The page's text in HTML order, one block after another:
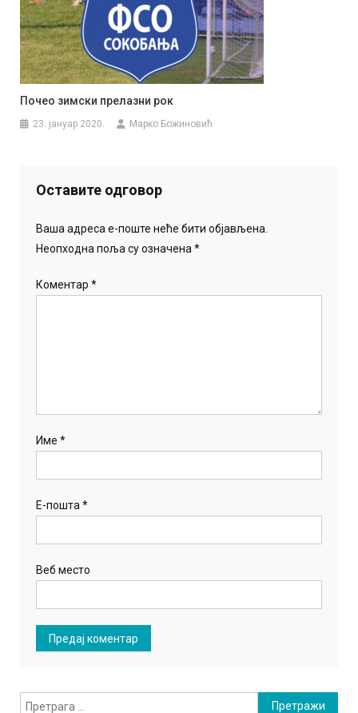
Почео зимски прелазни рок
23. јануар 2020. Марко Божиновић
Оставите одговор
Ваша адреса е-поште неће бити објављена.
Неопходна поља су означена*
Коментар*
Име*
Е-пошта*
Веб место
Претрага